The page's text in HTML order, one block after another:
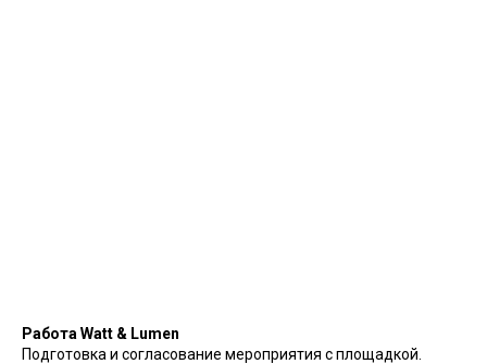
Работа Watt & Lumen
Подготовка и согласование мероприятия с площадкой.